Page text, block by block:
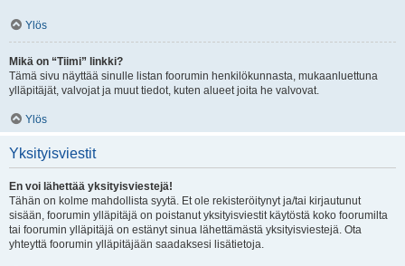
Ylös
Mikä on “Tiimi” linkki?
Tämä sivu näyttää sinulle listan foorumin henkilökunnasta, mukaanluettuna
ylläpitäjät, valvojat ja muut tiedot, kuten alueet joita he valvovat.
Ylös
Yksityisviestit
En voi lähettää yksityisviestejä!
Tähän on kolme mahdollista syytä. Et ole rekisteröitynyt ja/tai kirjautunut
sisään, foorumin ylläpitäjä on poistanut yksityisviestit käytöstä koko foorumilta
tai foorumin ylläpitäjä on estänyt sinua lähettämästä yksityisviestejä. Ota
yhteyttä foorumin ylläpitäjään saadaksesi lisätietoja.